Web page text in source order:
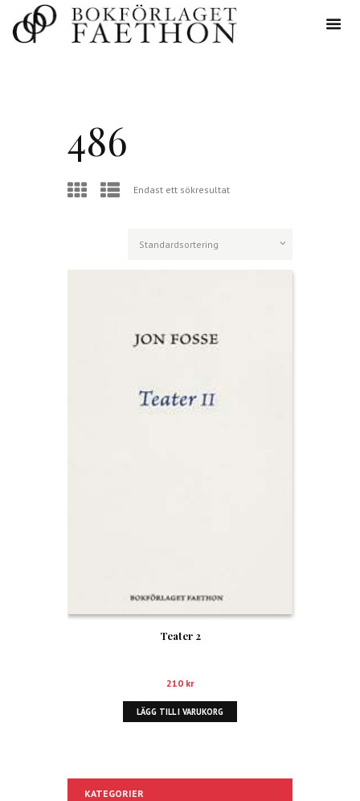
486
Endast ett sökresultat
Teater 2
210 kr
LÄGG TILL I VARUKORG
KATEGORIER